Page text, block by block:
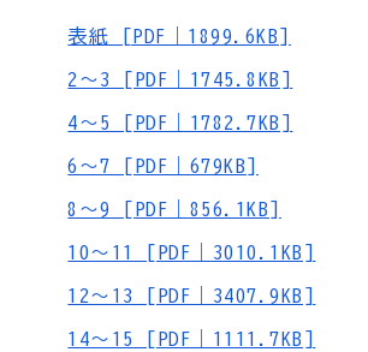
表紙 [PDF｜1899.6KB]
2～3 [PDF｜1745.8KB]
4～5 [PDF｜1782.7KB]
6～7 [PDF｜679KB]
8～9 [PDF｜856.1KB]
10～11 [PDF｜3010.1KB]
12～13 [PDF｜3407.9KB]
14～15 [PDF｜1111.7KB]